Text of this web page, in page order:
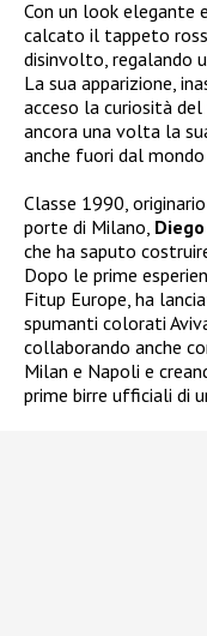
Con un look elegante
calcato il tappeto
disinvolto, regalando
La sua apparizione,
acceso la curiosità
ancora una volta la
anche fuori dal mondo
Classe 1990,
porte di Milano,
che ha saputo
Dopo le prime
Fitup Europe, ha
spumanti colorati
collaborando anche
Milan e Napoli e
prime birre ufficiali di